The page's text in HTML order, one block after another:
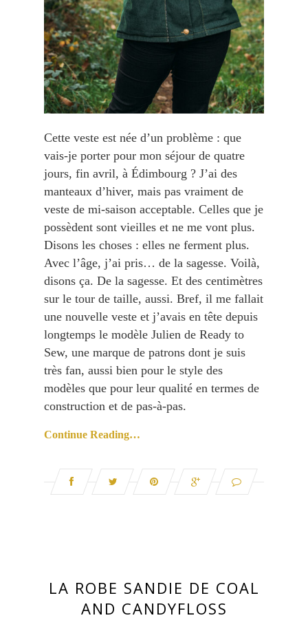
Cette veste est née d’un problème : que
vais-je porter pour mon séjour de quatre
jours, fin avril, à Édimbourg ? J’ai des
manteaux d’hiver, mais pas vraiment de
veste de mi-saison acceptable. Celles que je
possèdent sont vieilles et ne me vont plus.
Disons les choses : elles ne ferment plus.
Avec l’âge, j’ai pris… de la sagesse. Voilà,
disons ça. De la sagesse. Et des centimètres
sur le tour de taille, aussi. Bref, il me fallait
une nouvelle veste et j’avais en tête depuis
longtemps le modèle Julien de Ready to
Sew, une marque de patrons dont je suis
très fan, aussi bien pour le style des
modèles que pour leur qualité en termes de
construction et de pas-à-pas.
Continue Reading…
LA ROBE SANDIE DE COAL
AND CANDYFLOSS